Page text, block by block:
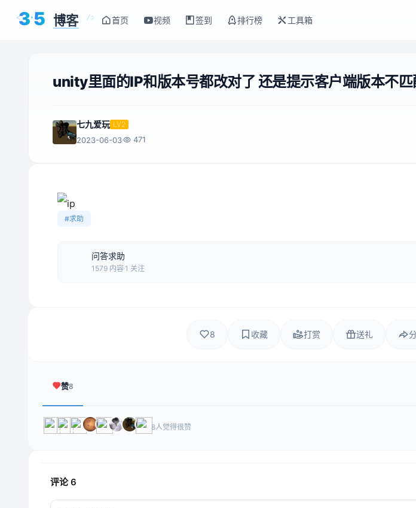
< />
35 博客 首页 视频 签到 排行榜 工具箱
unity里面的IP和版本号都改对了 还是提示客户端版本不匹
七九爱玩 LV2
2023-06-03 471
ip
#求助
问答求助
1579 内容 1 关注
8 收藏 打赏 送礼
赞8
8人觉得很赞
评论6